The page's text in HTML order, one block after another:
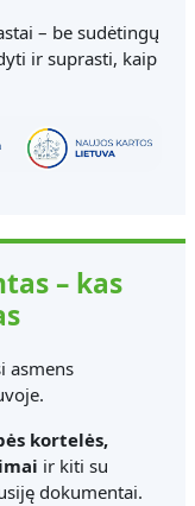
– be sudėtingų
ir suprasti, kaip
– kas
asmens
kortelės,
ir kiti su
dokumentai.